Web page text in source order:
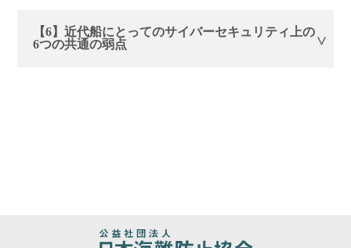
【6】近代船にとってのサイバーセキュリティ上の
6つの共通の弱点